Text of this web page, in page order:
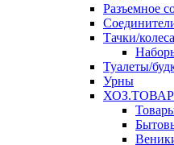
Разъемное
Тачки/колеса
Туалеты/
Урны